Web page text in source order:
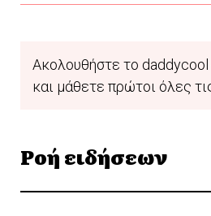
Ακολουθήστε το
και μάθετε πρώτοι όλες
Ροή ειδήσεων